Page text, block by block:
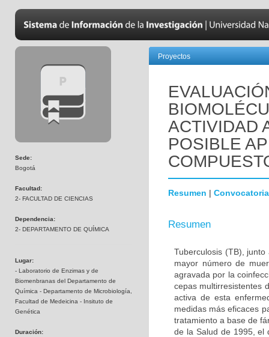
Sede:
Bogotá
Facultad:
2- FACULTAD DE CIENCIAS
Dependencia:
2- DEPARTAMENTO DE QUÍMICA
Lugar:
- Laboratorio de Enzimas y de
Biomenbranas del Departamento de
Química - Departamento de Microbiología,
Facultad de Medeicina - Insituto de
Genética
Duración:
Proyectos
ACTIVIDAD
POSIBLE
Resumen | Convocatoria
Resumen
Tuberculosis (TB),
mayor número de
agravada por la
cepas multirresistentes
activa de esta
medidas más eficaces
tratamiento a base de
de la Salud de 1995, el